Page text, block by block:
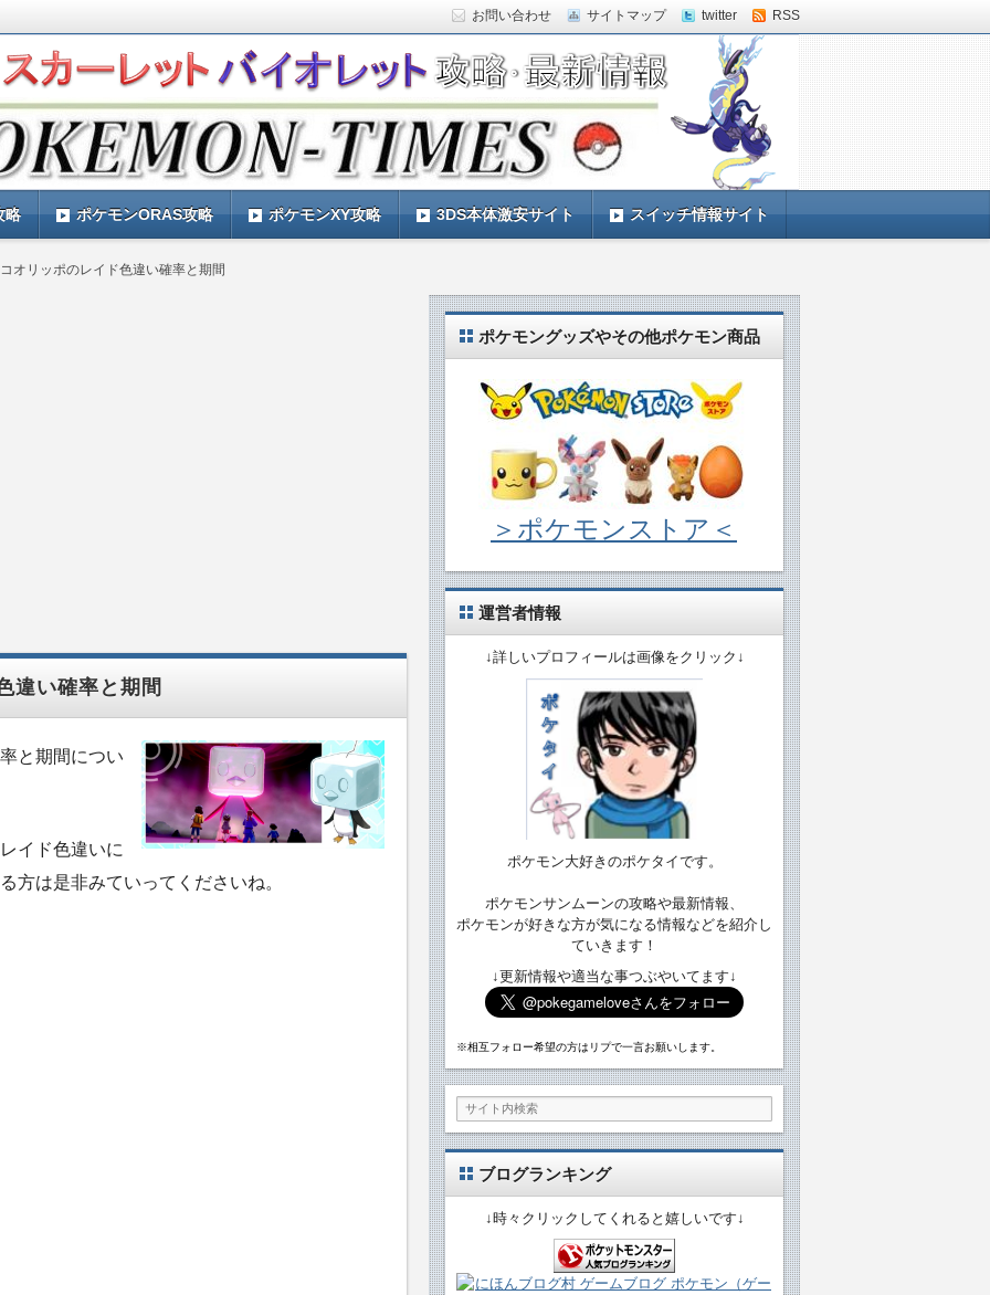
お問い合わせ サイトマップ twitter RSS
め『POKEMON-TIMES』
オレット)の育成論やお得な情報なども紹介していきま
略 ポケモンORAS攻略 ポケモンXY攻略 3DS本体激安サイト スイッチ情報サイト
オリッポのレイド色違い確率と期間
違い確率と期間
と期間につい
イド色違いに
方は是非みていってくださいね。
ポケモングッズやその他ポケモン商品
＞ポケモンストア＜
運営者情報
↓詳しいプロフィールは画像をクリック↓
ポケモン大好きのポケタイです。
ポケモンサンムーンの攻略や最新情報、
ポケモンが好きな方が気になる情報などを紹介し
ていきます！
↓更新情報や適当な事つぶやいてます↓
※相互フォロー希望の方はリプで一言お願いします。
ブログランキング
↓時々クリックしてくれると嬉しいです↓